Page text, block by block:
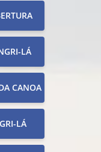
LÁ
CANOA
LÁ